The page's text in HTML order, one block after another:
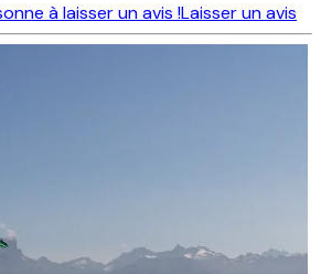
à laisser un avis !Laisser un avis